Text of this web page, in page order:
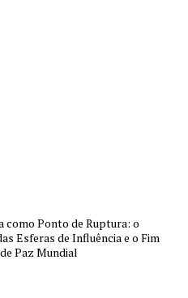
como Ponto de Ruptura: o
Esferas de Influência e o Fim
Paz Mundial